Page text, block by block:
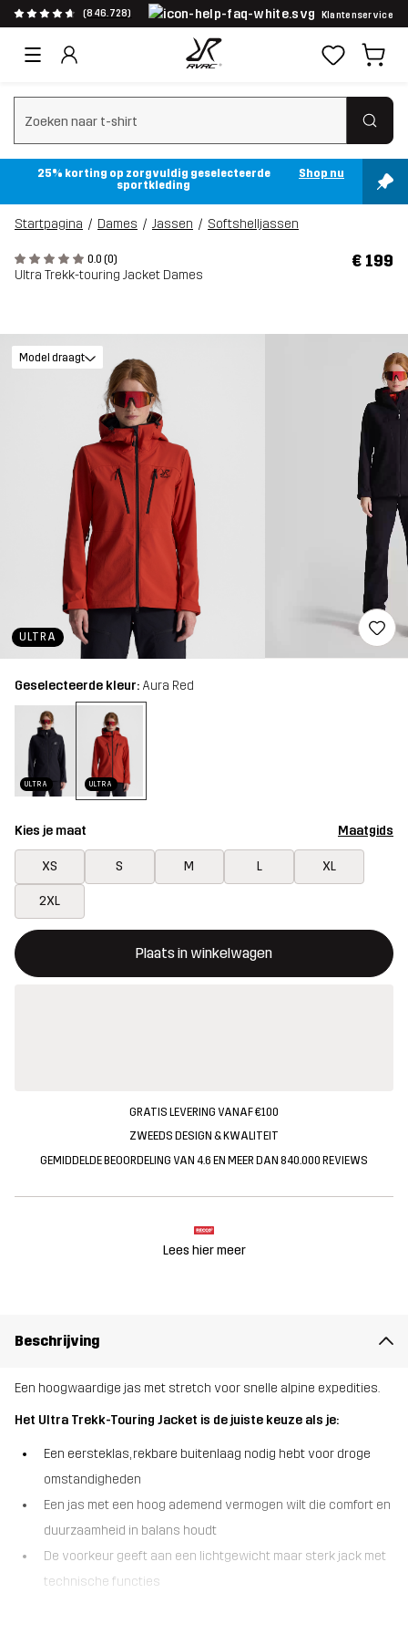
(846.728) Klantenservice
Zoeken wissen
25% korting op zorgvuldig geselecteerde
sportkleding
Shop nu
Startpagina Dames Jassen Softshelljassen
0.0 (0)
Ultra Trekk-touring Jacket Dames
€ 199
ULTRA
Model draagt
Geselecteerde kleur: Aura Red
ULTRA ULTRA
Kies je maat Maatgids
XS S M L XL
2XL
Plaats in winkelwagen
Deze knop opent een modal met de bevestiging van een
{{size}} niet beschikbaar
GRATIS LEVERING VANAF €100
ZWEEDS DESIGN & KWALITEIT
GEMIDDELDE BEOORDELING VAN 4.6 EN MEER DAN 840.000 REVIEWS
Lees hier meer
Beschrijving
Een hoogwaardige jas met stretch voor snelle alpine expedities.
Het Ultra Trekk-Touring Jacket is de juiste keuze als je:
Een eersteklas, rekbare buitenlaag nodig hebt voor droge
omstandigheden
Een jas met een hoog ademend vermogen wilt die comfort en
duurzaamheid in balans houdt
De voorkeur geeft aan een lichtgewicht maar sterk jack met
technische functies